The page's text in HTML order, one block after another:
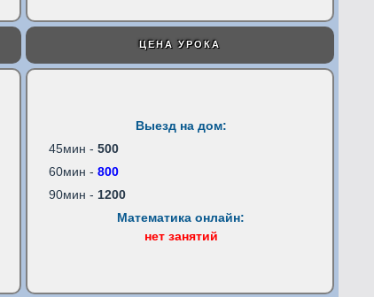
ЦЕНА УРОКА
Выезд на дом:
45мин - 500
60мин - 800
90мин - 1200
Математика онлайн:
нет занятий